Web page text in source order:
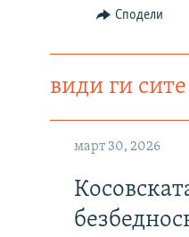
Сподели
види ги
март 30, 2026